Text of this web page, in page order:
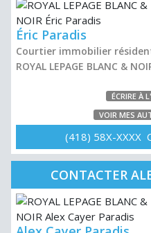
Éric Paradis
Courtier immobilier
ROYAL LEPAGE BLANC &
ÉCRIRE À
VOIR MES
(418) 58X-XXXX
CONTACTER